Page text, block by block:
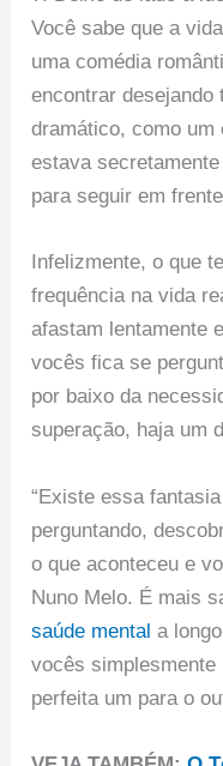
Você sabe que a
uma comédia
encontrar desejando
dramático, como um
estava
para seguir em
Infelizmente, o que
frequência na vida
afastam lentamente
vocês fica se
por baixo da
superação, haja um
“Existe essa
perguntando,
o que aconteceu e
Nuno Melo. É mais
saúde mental a
vocês simplesmente
perfeita um para o